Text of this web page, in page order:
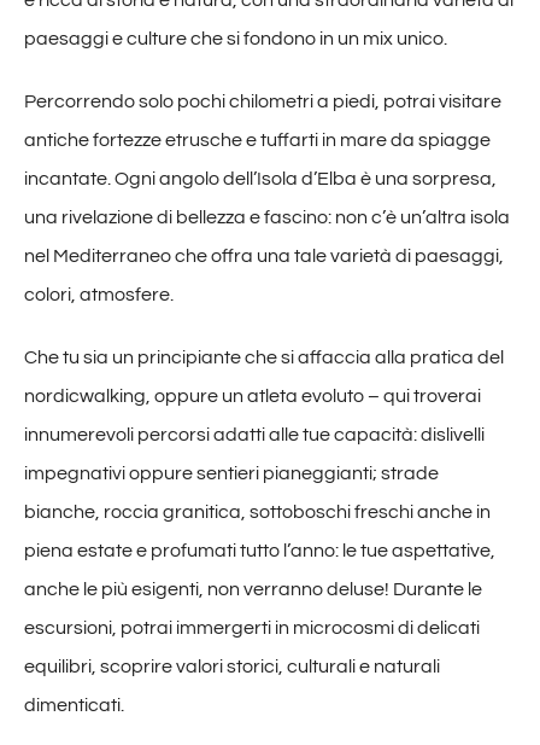
paesaggi e culture che si fondono in un mix unico.
Percorrendo solo pochi chilometri a piedi, potrai visitare
antiche fortezze etrusche e tuffarti in mare da spiagge
incantate. Ogni angolo dell’Isola d’Elba è una sorpresa,
una rivelazione di bellezza e fascino: non c’è un’altra isola
nel Mediterraneo che offra una tale varietà di paesaggi,
colori, atmosfere.
Che tu sia un principiante che si affaccia alla pratica del
nordicwalking, oppure un atleta evoluto – qui troverai
innumerevoli percorsi adatti alle tue capacità: dislivelli
impegnativi oppure sentieri pianeggianti; strade
bianche, roccia granitica, sottoboschi freschi anche in
piena estate e profumati tutto l’anno: le tue aspettative,
anche le più esigenti, non verranno deluse! Durante le
escursioni, potrai immergerti in microcosmi di delicati
equilibri, scoprire valori storici, culturali e naturali
dimenticati.